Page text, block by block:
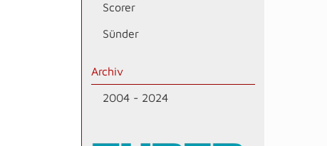
Scorer
Sünder
Archiv
2004 - 2024